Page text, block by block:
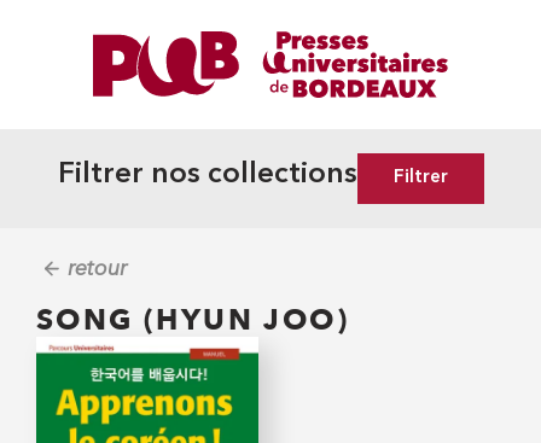
Filtrer nos collections Filtrer
retour
SONG (HYUN JOO)